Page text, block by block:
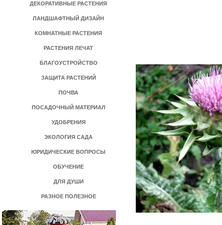
ДЕКОРАТИВНЫЕ РАСТЕНИЯ
ЛАНДШАФТНЫЙ ДИЗАЙН
КОМНАТНЫЕ РАСТЕНИЯ
РАСТЕНИЯ ЛЕЧАТ
БЛАГОУСТРОЙСТВО
ЗАЩИТА РАСТЕНИЙ
ПОЧВА
ПОСАДОЧНЫЙ МАТЕРИАЛ
УДОБРЕНИЯ
ЭКОЛОГИЯ САДА
ЮРИДИЧЕСКИЕ ВОПРОСЫ
ОБУЧЕНИЕ
ДЛЯ ДУШИ
РАЗНОЕ ПОЛЕЗНОЕ